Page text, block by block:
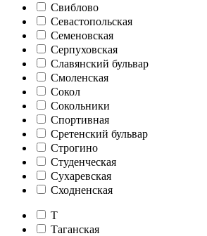
Свиблово
Севастопольская
Семеновская
Серпуховская
Славянский бульвар
Смоленская
Сокол
Сокольники
Спортивная
Сретенский бульвар
Строгино
Студенческая
Сухаревская
Сходненская
Т
Таганская